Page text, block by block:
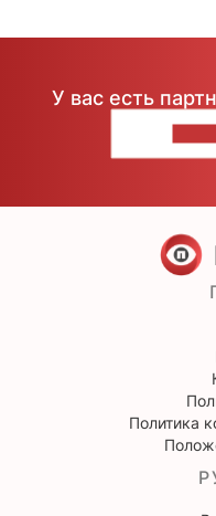
У вас есть
Политика